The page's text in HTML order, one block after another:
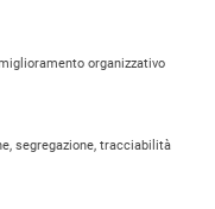
organizzativo
segregazione, tracciabilità